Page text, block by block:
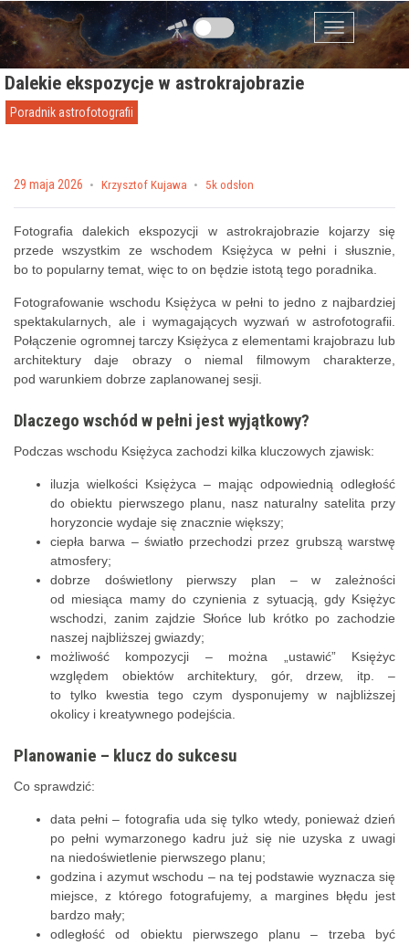
Przejdź do zawartości
Menu
Dalekie ekspozycje w astrokrajobrazie
Poradnik astrofotografii
Posted on
29 maja 2026 by Krzysztof Kujawa 5k odsłon
Fotografia dalekich ekspozycji w astrokrajobrazie kojarzy się
przede wszystkim ze wschodem Księżyca w pełni i słusznie,
bo to popularny temat, więc to on będzie istotą tego poradnika.
Fotografowanie wschodu Księżyca w pełni to jedno z najbardziej
spektakularnych, ale i wymagających wyzwań w astrofotografii.
Połączenie ogromnej tarczy Księżyca z elementami krajobrazu lub
architektury daje obrazy o niemal filmowym charakterze,
pod warunkiem dobrze zaplanowanej sesji.
Dlaczego wschód w pełni jest wyjątkowy?
Podczas wschodu Księżyca zachodzi kilka kluczowych zjawisk:
iluzja wielkości Księżyca – mając odpowiednią odległość
do obiektu pierwszego planu, nasz naturalny satelita przy
horyzoncie wydaje się znacznie większy;
ciepła barwa – światło przechodzi przez grubszą warstwę
atmosfery;
dobrze doświetlony pierwszy plan – w zależności
od miesiąca mamy do czynienia z sytuacją, gdy Księżyc
wschodzi, zanim zajdzie Słońce lub krótko po zachodzie
naszej najbliższej gwiazdy;
możliwość kompozycji – można „ustawić” Księżyc
względem obiektów architektury, gór, drzew, itp. –
to tylko kwestia tego czym dysponujemy w najbliższej
okolicy i kreatywnego podejścia.
Planowanie – klucz do sukcesu
Co sprawdzić:
data pełni – fotografia uda się tylko wtedy, ponieważ dzień
po pełni wymarzonego kadru już się nie uzyska z uwagi
na niedoświetlenie pierwszego planu;
godzina i azymut wschodu – na tej podstawie wyznacza się
miejsce, z którego fotografujemy, a margines błędu jest
bardzo mały;
odległość od obiektu pierwszego planu – trzeba być